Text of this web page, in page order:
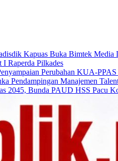
Kapuas Buka Bimtek
Raperda Pilkades
Perubahan KUA-
Pendampingan Manajemen
2045, Bunda PAUD HSS Pacu